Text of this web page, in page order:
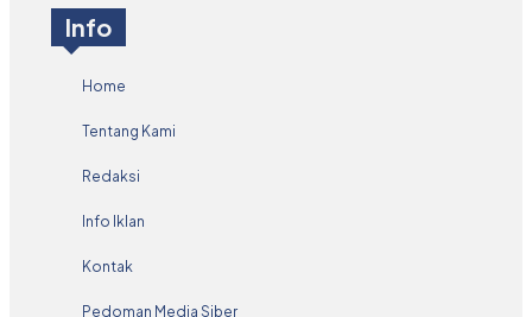
Info
Home
Tentang Kami
Redaksi
Info Iklan
Kontak
Pedoman Media Siber